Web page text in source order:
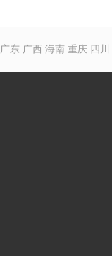
广东 广西 海南 重庆 四川